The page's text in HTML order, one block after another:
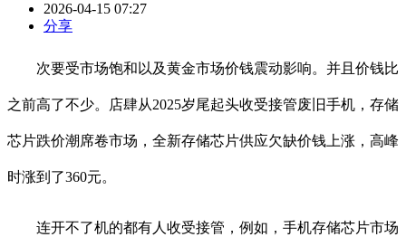
2026-04-15 07:27
分享
次要受市场饱和以及黄金市场价钱震动影响。并且价钱比
之前高了不少。店肆从2025岁尾起头收受接管废旧手机，存储
芯片跌价潮席卷市场，全新存储芯片供应欠缺价钱上涨，高峰
时涨到了360元。
连开不了机的都有人收受接管，例如，手机存储芯片市场